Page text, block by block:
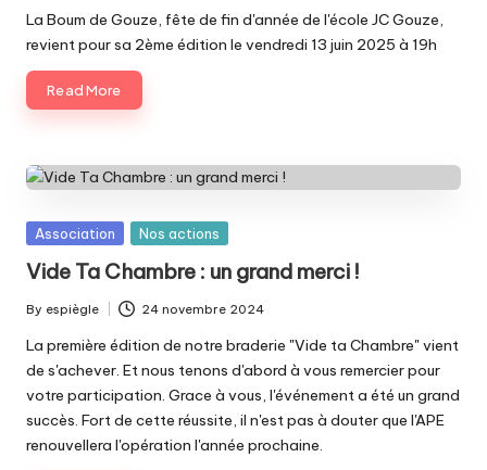
by
La Boum de Gouze, fête de fin d'année de l'école JC Gouze,
revient pour sa 2ème édition le vendredi 13 juin 2025 à 19h
Read More
Posted
Association Nos actions
Vide Ta Chambre : un grand merci !
Posted
by
By espiègle 24 novembre 2024
La première édition de notre braderie "Vide ta Chambre" vient
de s'achever. Et nous tenons d'abord à vous remercier pour
votre participation. Grace à vous, l'événement a été un grand
succès. Fort de cette réussite, il n'est pas à douter que l'APE
renouvellera l'opération l'année prochaine.